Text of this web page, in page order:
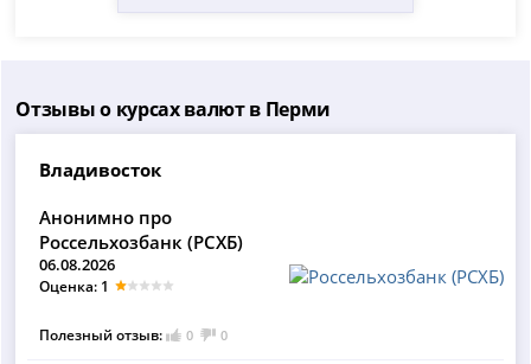
Отзывы о курсах валют в Перми
Владивосток
Анонимно про
Россельхозбанк (РСХБ)
06.08.2026
Оценка: 1
Полезный отзыв: 0 0